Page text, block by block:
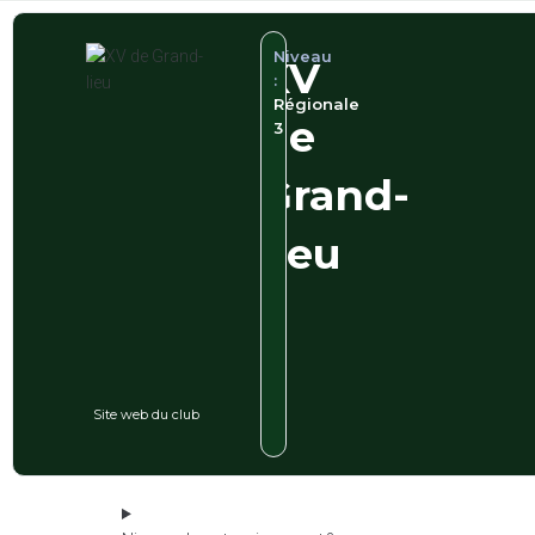
Site web du club
XV
de
Grand-
lieu
Niveau
:
Régionale
3